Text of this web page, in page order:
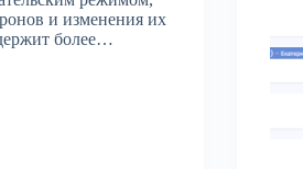
и изменения их
более…